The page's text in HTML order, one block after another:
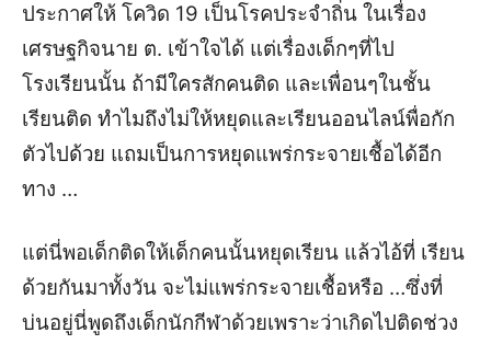
ประกาศให้ โควิด 19 เป็นโรคประจำถิ่น ในเรื่อง
เศรษฐกิจนาย ต. เข้าใจได้ แต่เรื่องเด็กๆที่ไป
โรงเรียนนั้น ถ้ามีใครสักคนติด และเพื่อนๆในชั้น
เรียนติด ทำไมถึงไม่ให้หยุดและเรียนออนไลน์พื่อกัก
ตัวไปด้วย แถมเป็นการหยุดแพร่กระจายเชื้อได้อีก
ทาง …
แต่นี่พอเด็กติดให้เด็กคนนั้นหยุดเรียน แล้วไอ้ที่ เรียน
ด้วยกันมาทั้งวัน จะไม่แพร่กระจายเชื้อหรือ …ซึ่งที่
บ่นอยู่นี่พูดถึงเด็กนักกีฬาด้วยเพราะว่าเกิดไปติดช่วง